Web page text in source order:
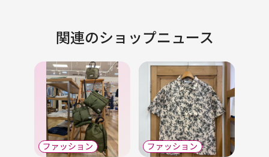
関連のショップニュース